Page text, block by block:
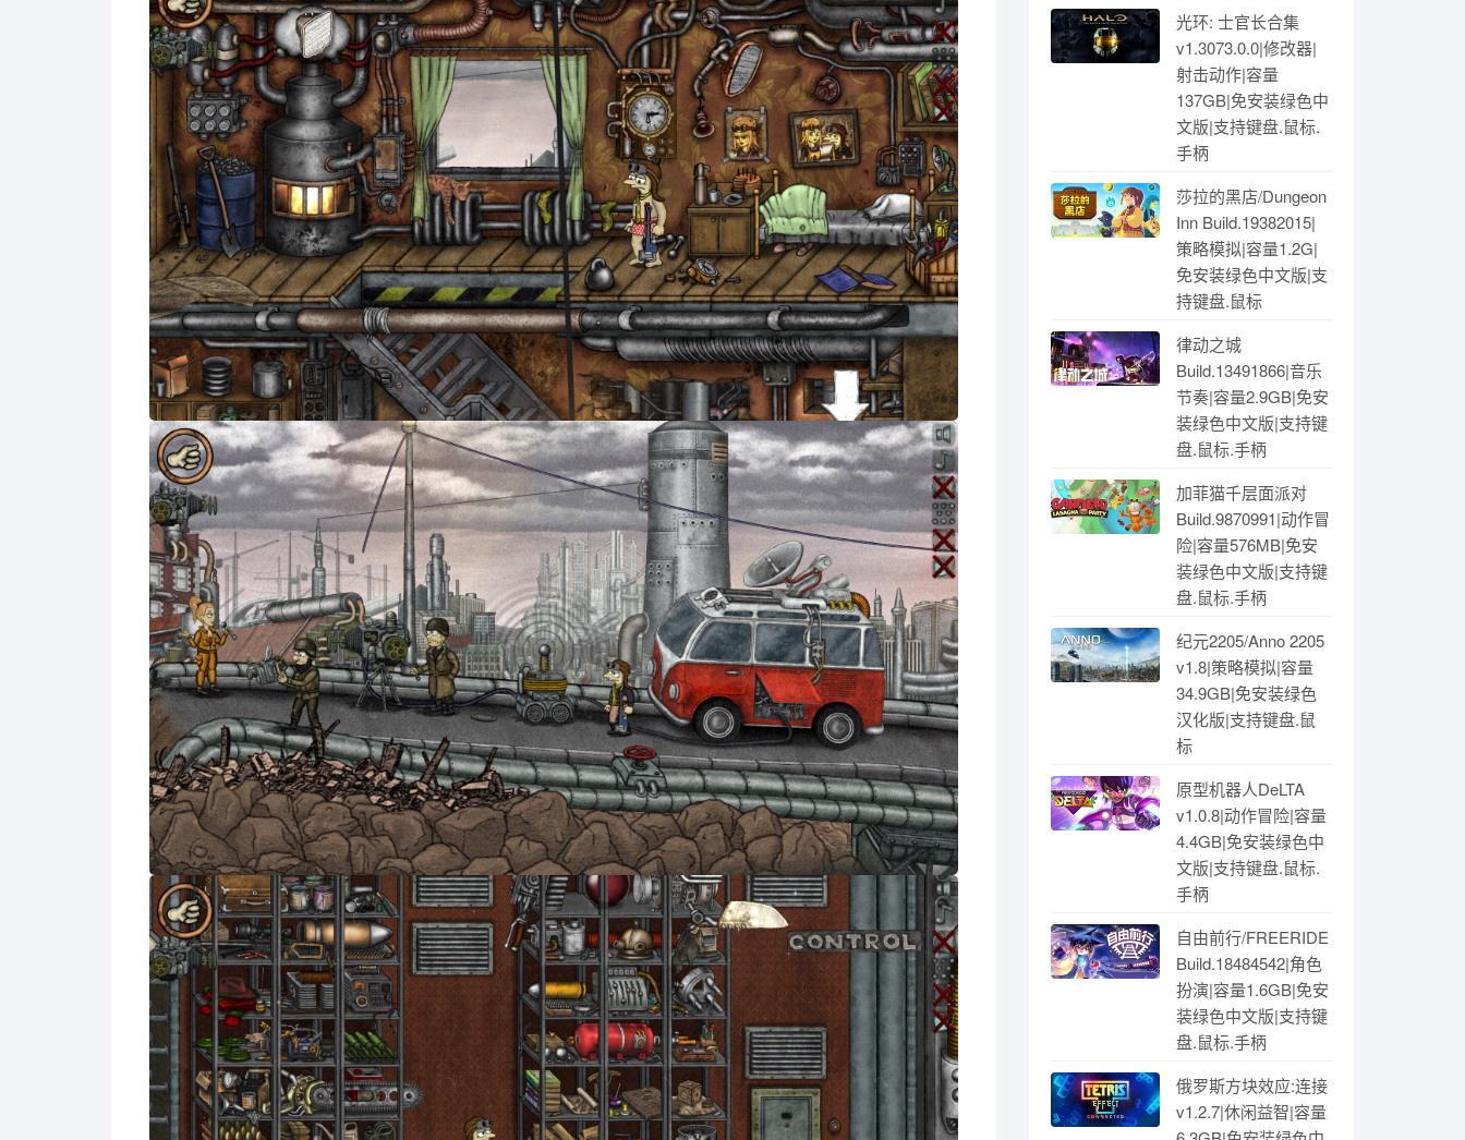
光环: 士官长合集
v1.3073.0.0|修改器|
射击动作|容量
137GB|免安装绿色中
文版|支持键盘.鼠标.
手柄
莎拉的黑店/Dungeon
Inn Build.19382015|
策略模拟|容量1.2G|
免安装绿色中文版|支
持键盘.鼠标
律动之城
Build.13491866|音乐
节奏|容量2.9GB|免安
装绿色中文版|支持键
盘.鼠标.手柄
加菲猫千层面派对
Build.9870991|动作冒
险|容量576MB|免安
装绿色中文版|支持键
盘.鼠标.手柄
纪元2205/Anno 2205
v1.8|策略模拟|容量
34.9GB|免安装绿色
汉化版|支持键盘.鼠
标
原型机器人DeLTA
v1.0.8|动作冒险|容量
4.4GB|免安装绿色中
文版|支持键盘.鼠标.
手柄
自由前行/FREERIDE
Build.18484542|角色
扮演|容量1.6GB|免安
装绿色中文版|支持键
盘.鼠标.手柄
俄罗斯方块效应:连接
v1.2.7|休闲益智|容量